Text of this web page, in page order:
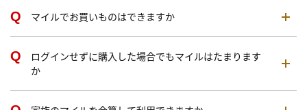
マイルでお買いものはできますか
ログインせずに購入した場合でもマイルはたまります
か